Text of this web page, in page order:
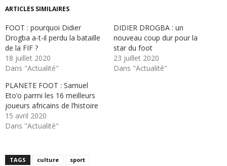
ARTICLES SIMILAIRES
FOOT : pourquoi Didier
Drogba a-t-il perdu la bataille
de la FIF ?
18 juillet 2020
Dans "Actualité"
DIDIER DROGBA : un
nouveau coup dur pour la
star du foot
23 juillet 2020
Dans "Actualité"
PLANETE FOOT : Samuel
Eto’o parmi les 16 meilleurs
joueurs africains de l’histoire
15 avril 2020
Dans "Actualité"
TAGS culture sport